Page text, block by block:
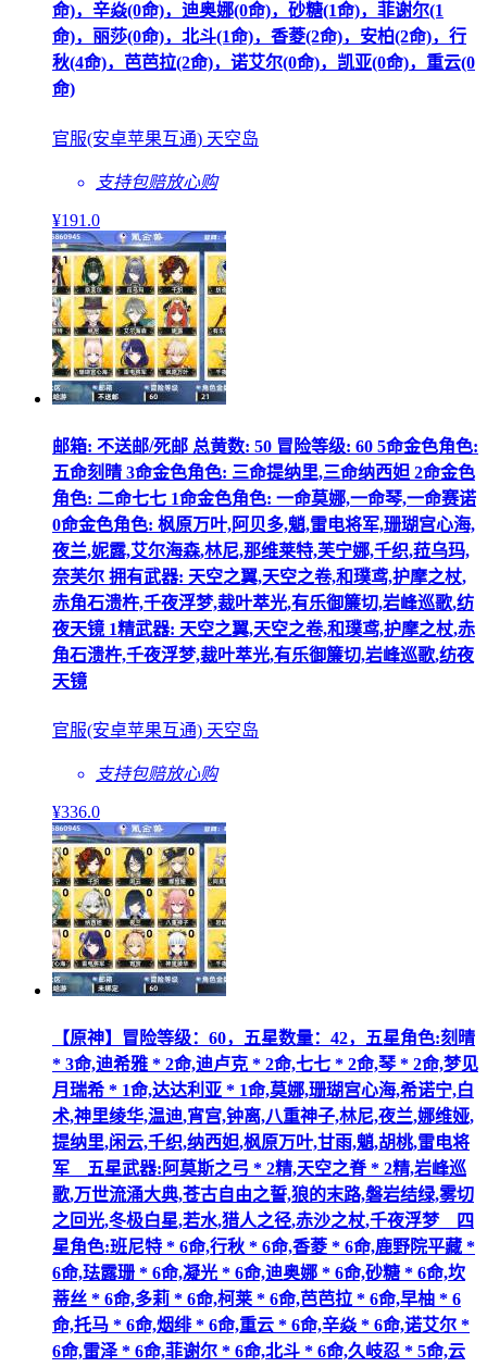
命)，辛焱(0命)，迪奥娜(0命)，砂糖(1命)，菲谢尔(1
命)，丽莎(0命)，北斗(1命)，香菱(2命)，安柏(2命)，行
秋(4命)，芭芭拉(2命)，诺艾尔(0命)，凯亚(0命)，重云(0
命)
官服(安卓苹果互通) 天空岛
支持包赔放心购
¥191 .0
邮箱: 不送邮/死邮 总黄数: 50 冒险等级: 60 5命金色角色:
五命刻晴 3命金色角色: 三命提纳里,三命纳西妲 2命金色
角色: 二命七七 1命金色角色: 一命莫娜,一命琴,一命赛诺
0命金色角色: 枫原万叶,阿贝多,魈,雷电将军,珊瑚宫心海,
夜兰,妮露,艾尔海森,林尼,那维莱特,芙宁娜,千织,菈乌玛,
奈芙尔 拥有武器: 天空之翼,天空之卷,和璞鸢,护摩之杖,
赤角石溃杵,千夜浮梦,裁叶萃光,有乐御簾切,岩峰巡歌,纺
夜天镜 1精武器: 天空之翼,天空之卷,和璞鸢,护摩之杖,赤
角石溃杵,千夜浮梦,裁叶萃光,有乐御簾切,岩峰巡歌,纺夜
天镜
官服(安卓苹果互通) 天空岛
支持包赔放心购
¥336.0
【原神】冒险等级：60，五星数量：42，五星角色:刻晴
* 3命,迪希雅 * 2命,迪卢克 * 2命,七七 * 2命,琴 * 2命,梦见
月瑞希 * 1命,达达利亚 * 1命,莫娜,珊瑚宫心海,希诺宁,白
术,神里绫华,温迪,宵宫,钟离,八重神子,林尼,夜兰,娜维娅,
提纳里,闲云,千织,纳西妲,枫原万叶,甘雨,魈,胡桃,雷电将
军__五星武器:阿莫斯之弓 * 2精,天空之脊 * 2精,岩峰巡
歌,万世流涌大典,苍古自由之誓,狼的末路,磐岩结绿,雾切
之回光,冬极白星,若水,猎人之径,赤沙之杖,千夜浮梦__四
星角色:班尼特 * 6命,行秋 * 6命,香菱 * 6命,鹿野院平藏 *
6命,珐露珊 * 6命,凝光 * 6命,迪奥娜 * 6命,砂糖 * 6命,坎
蒂丝 * 6命,多莉 * 6命,柯莱 * 6命,芭芭拉 * 6命,早柚 * 6
命,托马 * 6命,烟绯 * 6命,重云 * 6命,辛焱 * 6命,诺艾尔 *
6命,雷泽 * 6命,菲谢尔 * 6命,北斗 * 6命,久岐忍 * 5命,云